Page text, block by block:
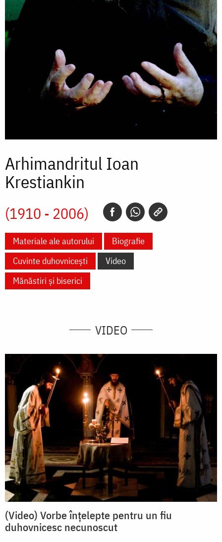
Arhimandritul Ioan
Krestiankin
(1910 - 2006)
Materiale ale autorului
Biografie
Cuvinte duhovnicești
Video
Mănăstiri și biserici
VIDEO
(Video) Vorbe înțelepte pentru un fiu
duhovnicesc necunoscut